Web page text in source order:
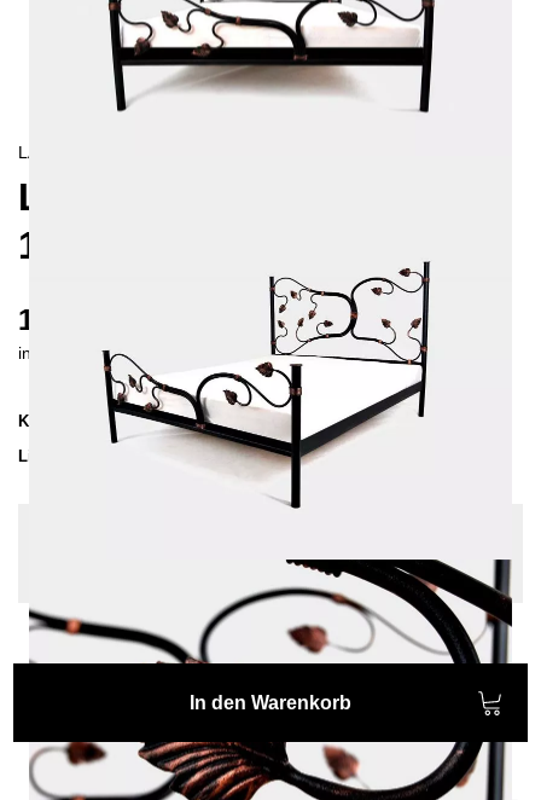
LANDHAUS
LIANA METALLBETT
180X200 CM
1545 €
inkl. MwSt. inkl. Versandkosten (DE)
Kollektion
LIANA
Lieferzeit
4-5 Wochen| vsl. 4. Sep - 11. Sep
In den Warenkorb